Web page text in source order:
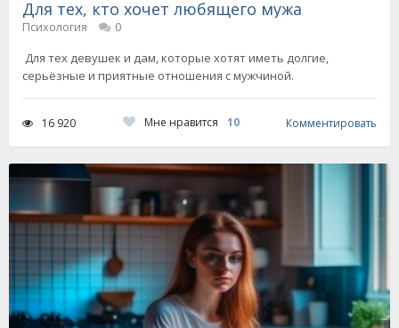
Для тех, кто хочет любящего мужа
Психология
0
Для тех девушек и дам, которые хотят иметь долгие,
серьёзные и приятные отношения с мужчиной.
16 920 Мне нравится 10 Комментировать